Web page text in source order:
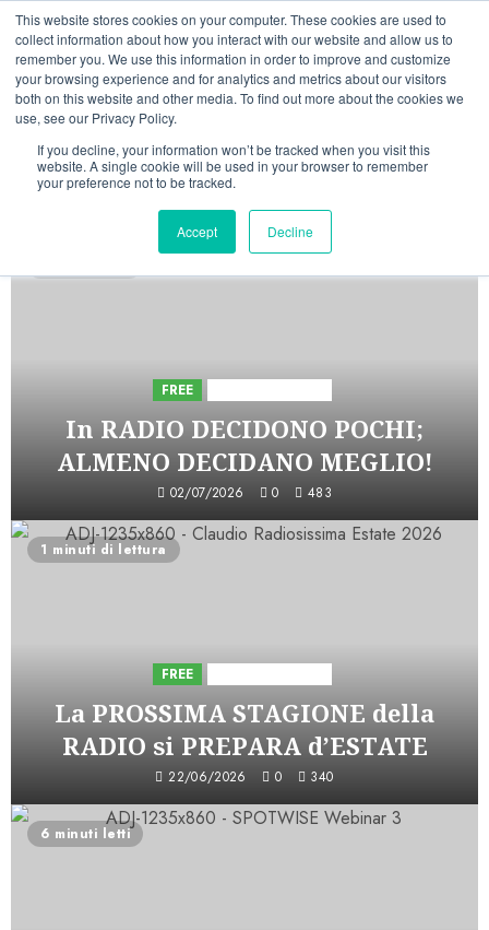
This website stores cookies on your computer. These cookies are used to
collect information about how you interact with our website and allow us to
remember you. We use this information in order to improve and customize
your browsing experience and for analytics and metrics about our visitors
both on this website and other media. To find out more about the cookies we
use, see our Privacy Policy.
If you decline, your information won’t be tracked when you visit this
website. A single cookie will be used in your browser to remember
your preference not to be tracked.
Accept Decline
Vai
contenuto
10/08/202606:39:04
LinkedinFacebook
X TelegramWhatsappMastodon
INIZIATIVE ASTORRI
FREE
In RADIO DECIDONO POCHI;
ALMENO DECIDANO MEGLIO!
02/07/2026 0 483
1 minuti di lettura
FREE
La PROSSIMA STAGIONE della
RADIO si PREPARA d’ESTATE
22/06/2026 0 340
6 minuti letti